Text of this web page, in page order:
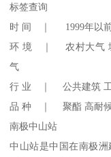
标签查询
时 间 ｜ 1999年以前
环 境 ｜ 农村大气 城
气
行 业 ｜ 公共建筑 工
品 种 ｜ 聚酯 高耐候
南极中山站
中山站是中国在南极